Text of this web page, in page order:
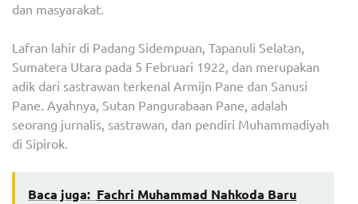
dan masyarakat.
Lafran lahir di Padang Sidempuan, Tapanuli Selatan,
Sumatera Utara pada 5 Februari 1922, dan merupakan
adik dari sastrawan terkenal Armijn Pane dan Sanusi
Pane. Ayahnya, Sutan Pangurabaan Pane, adalah
seorang jurnalis, sastrawan, dan pendiri Muhammadiyah
di Sipirok.
Baca juga: Fachri Muhammad Nahkoda Baru